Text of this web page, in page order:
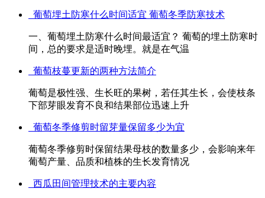
葡萄埋土防寒什么时间适宜 葡萄冬季防寒技术
一、葡萄埋土防寒什么时间最适宜？ 葡萄的埋土防寒时
间，总的要求是适时晚埋。就是在气温
葡萄枝蔓更新的两种方法简介
葡萄是极性强、生长旺的果树，若任其生长，会使枝条
下部芽眼发育不良和结果部位迅速上升
葡萄冬季修剪时留芽量保留多少为宜
葡萄冬季修剪时保留结果母枝的数量多少，会影响来年
葡萄产量、品质和植株的生长发育情况
西瓜田间管理技术的主要内容